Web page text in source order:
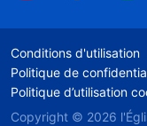
Conditions d'utilisation
Politique de
Politique d’utilisation
Copyright © 2026